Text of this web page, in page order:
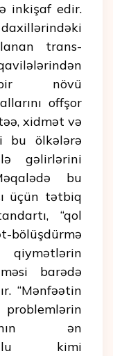
inkişaf edir.
trans-
bir növü
offşor
xidmət və
bu ölkələrə
gəlirlərini
bu
üçün tətbiq
“qol
bölüşdürmə
barədə
“Mənfəətin
problemlərin
ən
kimi